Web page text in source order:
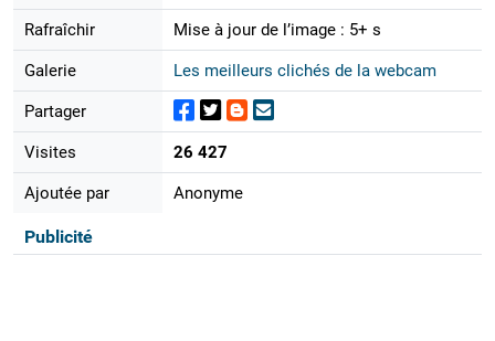
Rafraîchir Mise à jour de l’image : 5+ s
Galerie Les meilleurs clichés de la webcam
Partager
Visites 26 427
Ajoutée par Anonyme
Publicité